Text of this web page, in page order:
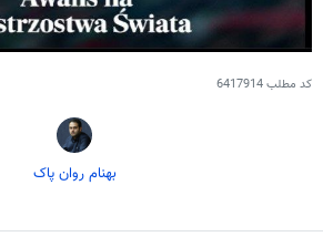
کد مطلب6417914
بهنام روان پاک